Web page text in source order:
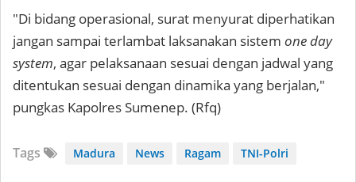
"Di bidang operasional, surat menyurat diperhatikan
jangan sampai terlambat laksanakan sistem one day
system, agar pelaksanaan sesuai dengan jadwal yang
ditentukan sesuai dengan dinamika yang berjalan,"
pungkas Kapolres Sumenep. (Rfq)
Tags Madura News Ragam TNI-Polri